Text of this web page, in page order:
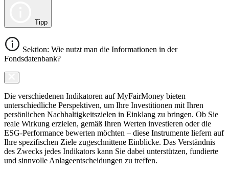
Tipp
Sektion: Wie nutzt man die Informationen in der
Fondsdatenbank?
Die verschiedenen Indikatoren auf MyFairMoney bieten
unterschiedliche Perspektiven, um Ihre Investitionen mit Ihren
persönlichen Nachhaltigkeitszielen in Einklang zu bringen. Ob Sie
reale Wirkung erzielen, gemäß Ihren Werten investieren oder die
ESG-Performance bewerten möchten – diese Instrumente liefern auf
Ihre spezifischen Ziele zugeschnittene Einblicke. Das Verständnis
des Zwecks jedes Indikators kann Sie dabei unterstützen, fundierte
und sinnvolle Anlageentscheidungen zu treffen.